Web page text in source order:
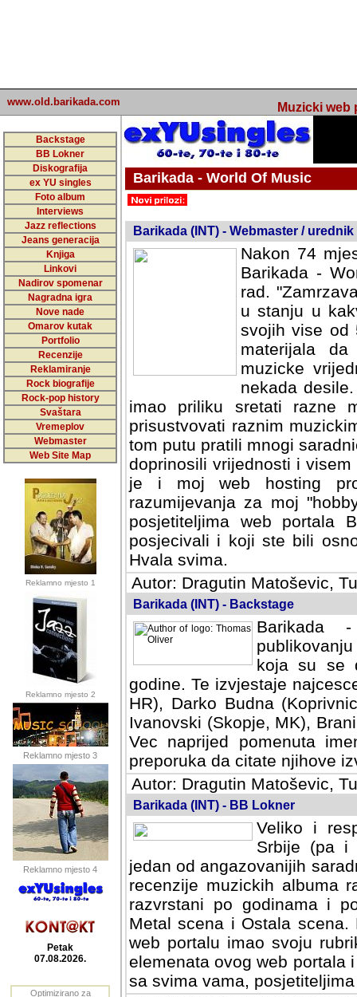
www.old.barikada.com Muzicki web
Backstage
BB Lokner
Diskografija
ex YU singles
Foto album
Interviews
Jazz reflections
Jeans generacija
Knjiga
Linkovi
Nadirov spomenar
Nagradna igra
Nove nade
Omarov kutak
Portfolio
Recenzije
Reklamiranje
Rock biografije
Rock-pop history
Svaštara
Vremeplov
Webmaster
Web Site Map
Reklamno mjesto 1
Reklamno mjesto 2
Reklamno mjesto 3
Reklamno mjesto 4
Petak
07.08.2026.
Optimizirano za
Barikada - World Of Music
Barikada (INT) - Webmaster / urednik
Nakon 74
Barikada -
rad.
u stanju u
svojih vise od
materijala
muzicke
nekada
imao priliku sretati razne
prisustvovati raznim
tom putu pratili mnogi
doprinosili vrijednosti i
je i moj web hosting
razumijevanja za moj
posjetiteljima web portala
posjecivali i koji ste bili
Hvala svima.
Autor: Dragutin Matoševic,
Barikada (INT) - Backstage
Barikada
koja su se
godine. Te izvjestaje
HR), Darko Budna
Ivanovski (Skopje, MK),
Vec naprijed pomenuta
preporuka da citate njihove
Autor: Dragutin Matoševic,
Barikada (INT) - BB Lokner
Veliko i
Srbije (pa i
jedan od angazovanijih
recenzije muzickih albuma
razvrstani po godinama i po
scena i Ostala scena.
portalu imao svoju
elemenata ovog web portala
sa svima vama,